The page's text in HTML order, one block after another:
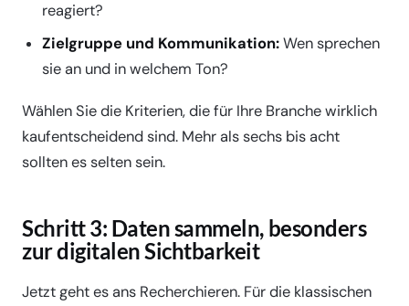
reagiert?
Zielgruppe und Kommunikation:Wen sprechen
sie an und in welchem Ton?
Wählen Sie die Kriterien, die für Ihre Branche wirklich
kaufentscheidend sind. Mehr als sechs bis acht
sollten es selten sein.
Schritt 3: Daten sammeln, besonders
zur digitalen Sichtbarkeit
Jetzt geht es ans Recherchieren. Für die klassischen